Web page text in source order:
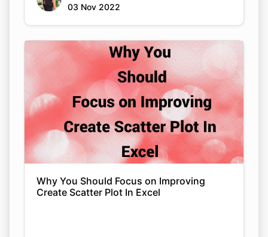
03 Nov 2022
Why You Should Focus on Improving
Create Scatter Plot In Excel